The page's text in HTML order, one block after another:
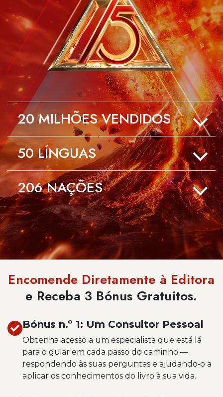
20MILHÕES VENDIDOS
50LÍNGUAS
206NAÇÕES
Encomende Diretamente à Editora
e Receba 3 Bónus Gratuitos.
Bónus n.º 1: Um Consultor Pessoal
Obtenha acesso a um especialista que está lá
para o guiar em cada passo do caminho —
respondendo às suas perguntas e ajudando‑o a
aplicar os conhecimentos do livro à sua vida.